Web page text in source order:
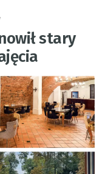
stary